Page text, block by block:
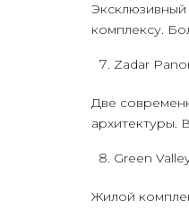
комплексу.
Zadar
Две
архитектуры.
Green
Жилой